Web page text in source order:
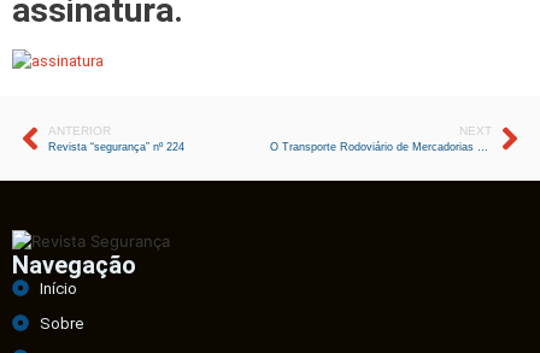
assinatura.
ANTERIOR
Revista “segurança” nº 224
NEXT
O Transporte Rodoviário de Mercadorias Perigosas em Portugal
Navegação
Início
Sobre